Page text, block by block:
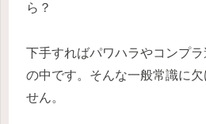
ら？
下手すればパワハラやコンプ
の中です。そんな一般常識に
せん。